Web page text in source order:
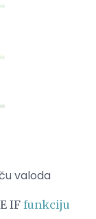
valoda
IFfunkciju